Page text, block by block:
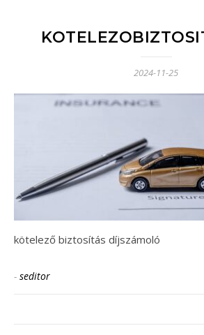
2024-11-25
kötelező biztosítás díjszámoló
- seditor